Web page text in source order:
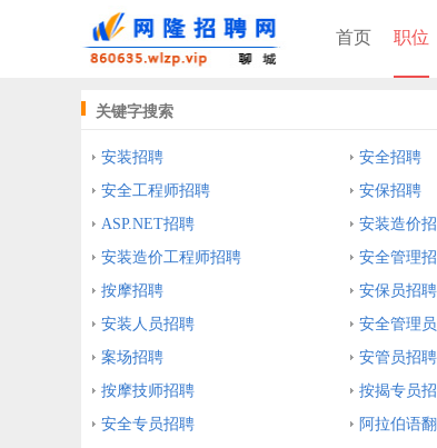
首页 职位
关键字搜索
安装招聘 安全招聘
安全工程师招聘
安保招聘
ASP.NET招聘
安装造价
安装造价工程师招聘
安全管理
按摩招聘
安保员招聘
安装人员招聘
安全管理
案场招聘
安管员招聘
按摩技师招聘
按揭专员
安全专员招聘
阿拉伯语